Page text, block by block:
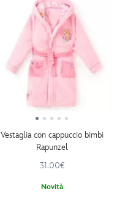
Vestaglia con cappuccio bimbi
Rapunzel
31.00€
Novità